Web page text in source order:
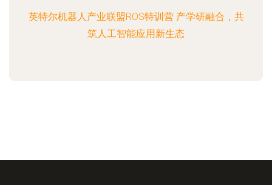
英特尔机器人产业联盟ROS特训营 产学研融合，共
筑人工智能应用新生态